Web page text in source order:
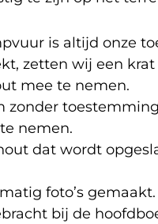
is altijd onze
zetten wij een
mee te nemen.
zonder
nemen.
dat wordt
foto’s
bij de